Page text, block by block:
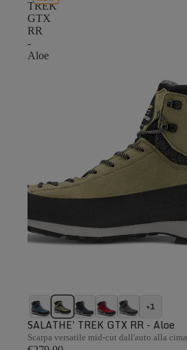
TREK
GTX
RR
-
Aloe
+1
SALATHE' TREK GTX RR - Aloe
Scarpa versatile mid-cut dall'auto alla cima